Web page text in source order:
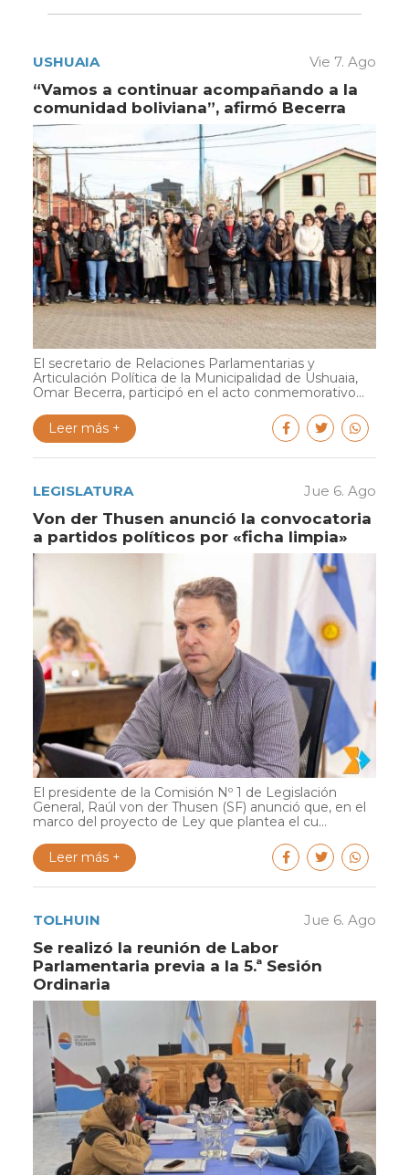
USHUAIA Vie 7. Ago
“Vamos a continuar acompañando a la
comunidad boliviana”, afirmó Becerra
El secretario de Relaciones Parlamentarias y
Articulación Política de la Municipalidad de Ushuaia,
Omar Becerra, participó en el acto conmemorativo...
Leer más +
LEGISLATURA Jue 6. Ago
Von der Thusen anunció la convocatoria
a partidos políticos por «ficha limpia»
El presidente de la Comisión Nº 1 de Legislación
General, Raúl von der Thusen (SF) anunció que, en el
marco del proyecto de Ley que plantea el cu...
Leer más +
TOLHUIN Jue 6. Ago
Se realizó la reunión de Labor
Parlamentaria previa a la 5.ª Sesión
Ordinaria